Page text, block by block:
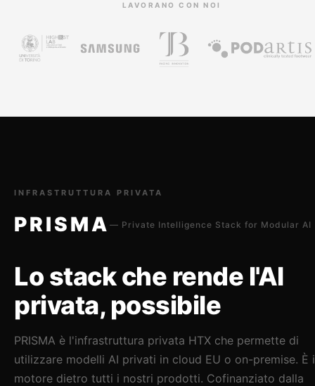
LAVORANO CON NOI
INFRASTRUTTURA PRIVATA
PRISMA — Private Intelligence Stack for Modular AI
Lo stack che rende l'AI
privata, possibile
PRISMA è l'infrastruttura privata HTX che permette di
utilizzare modelli AI privati in cloud EU o on-premise. È
motore dietro tutti i nostri prodotti. Cofinanziato dalla